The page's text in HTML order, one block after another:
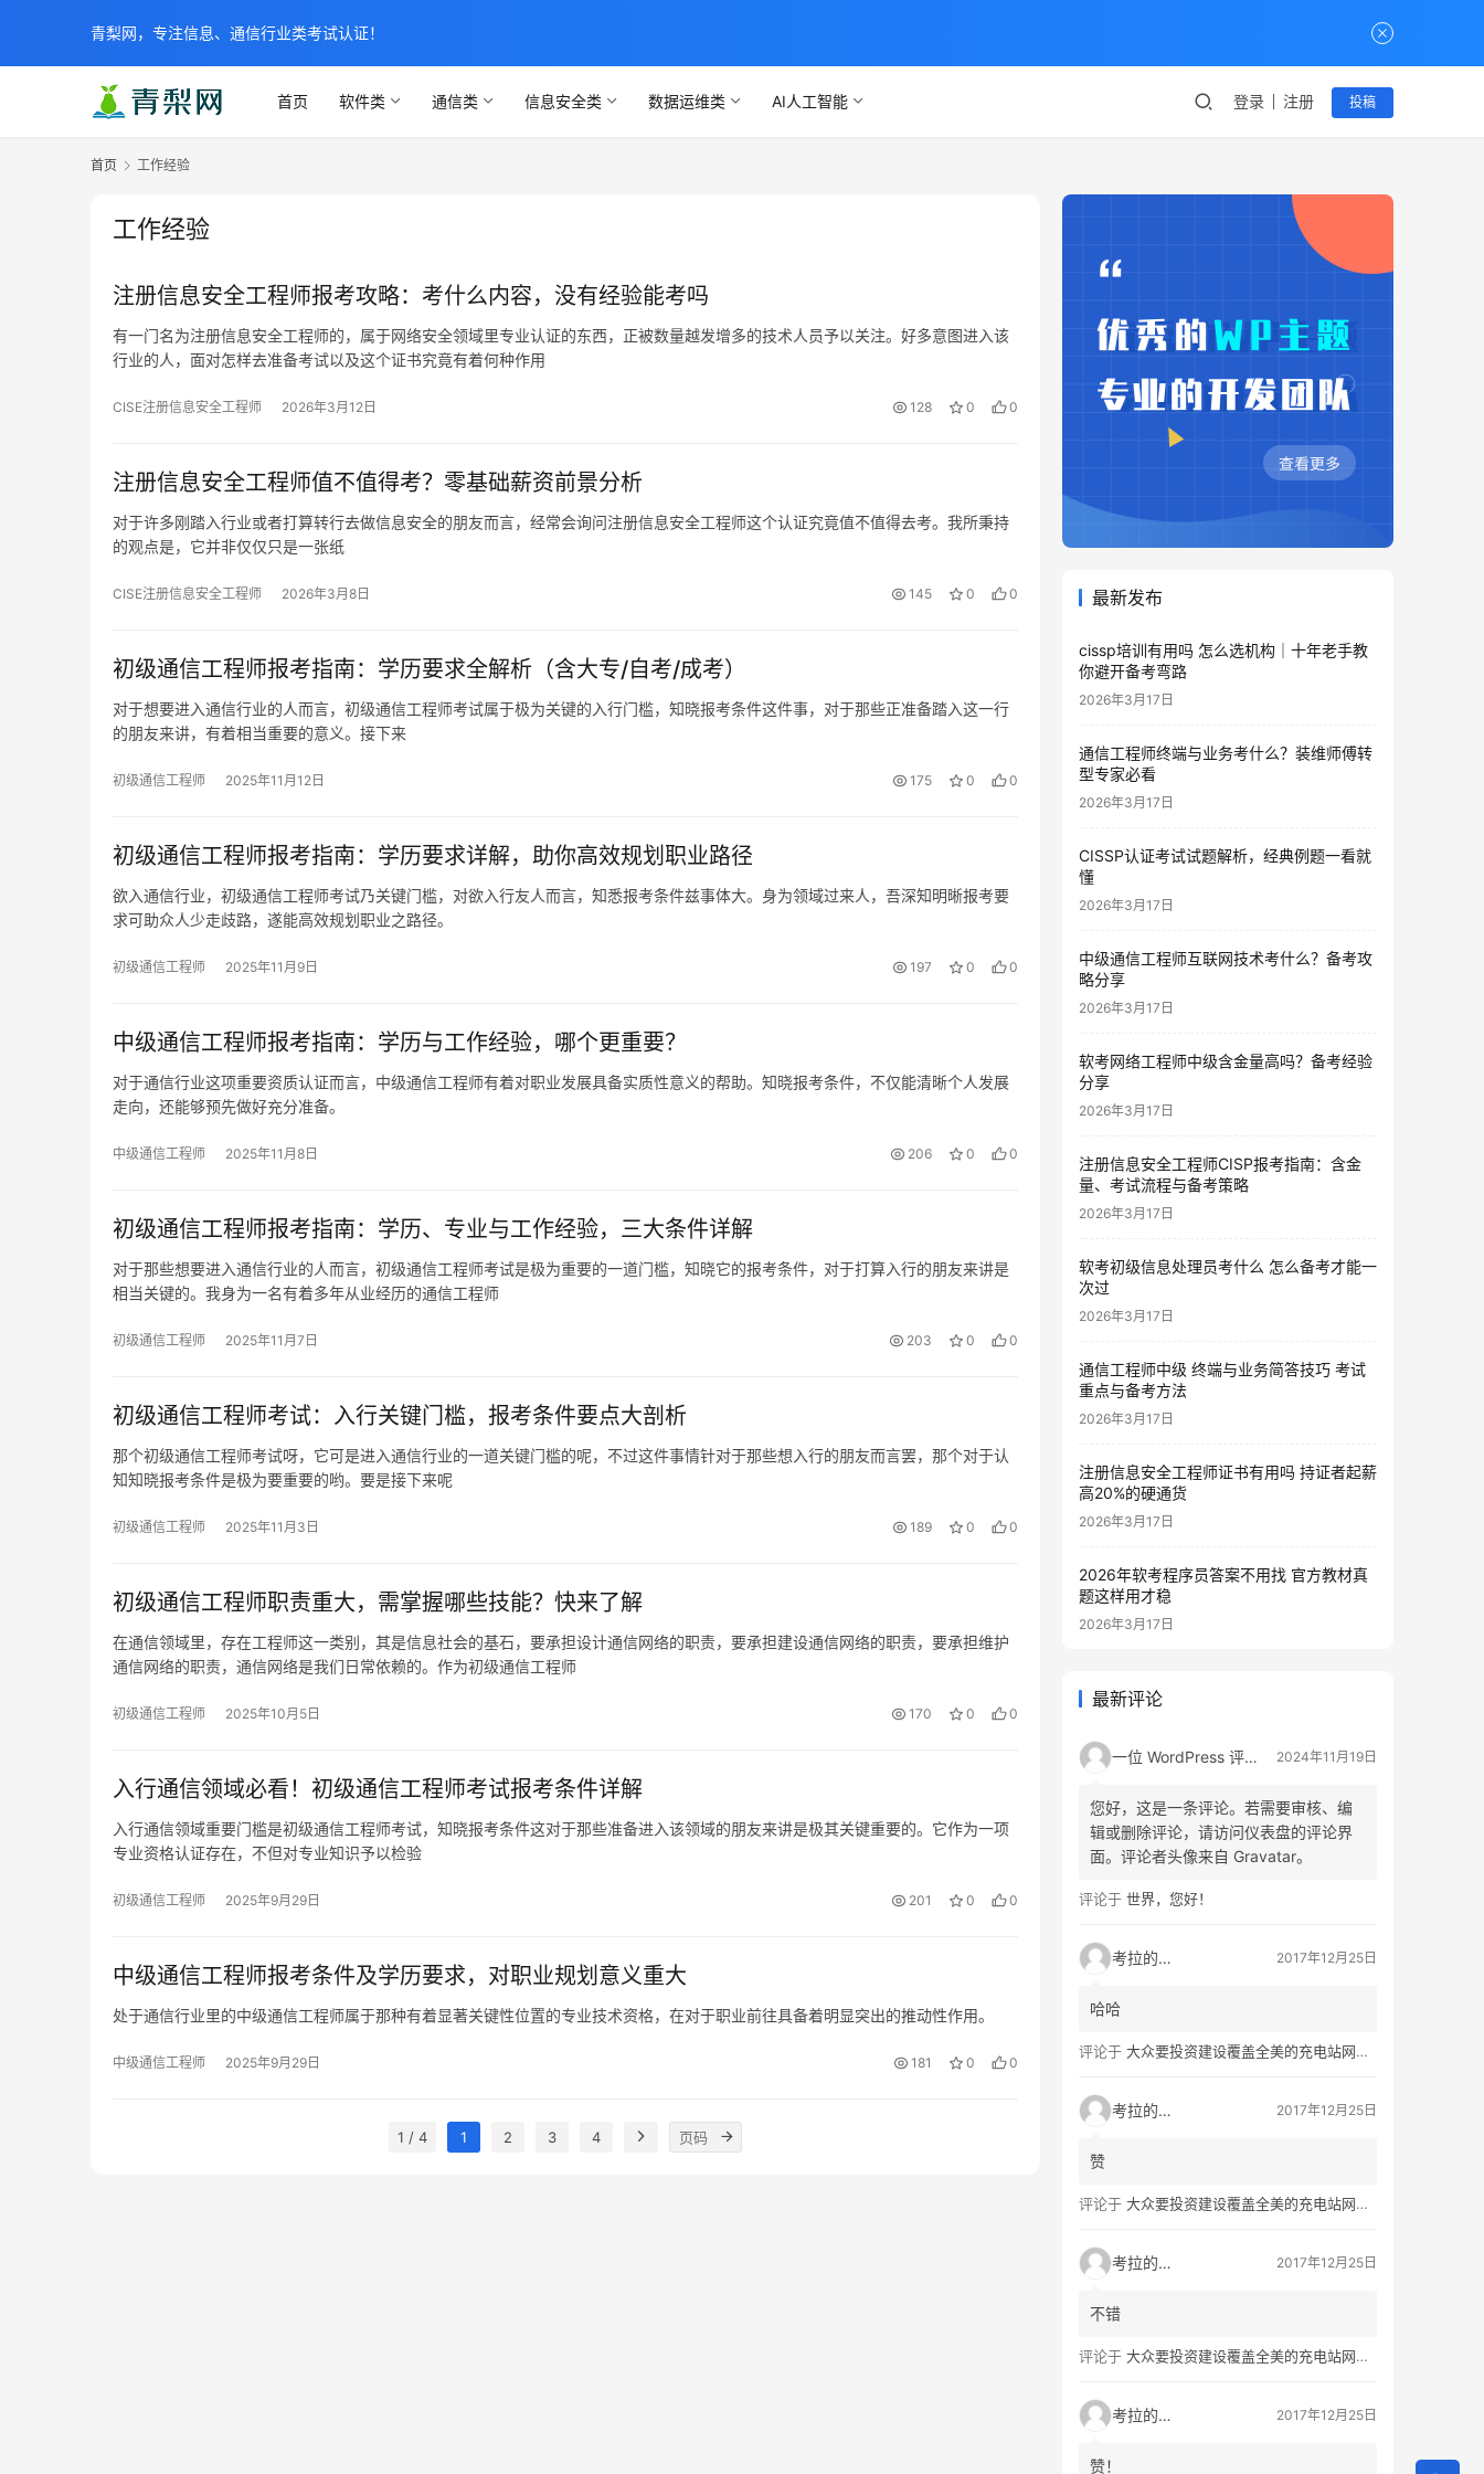
首页 软件类 通信类 信息安全类 数据运维类 AI人工智能 登录 注册 投稿
首页 工作经验
工作经验
注册信息安全工程师报考攻略：考什么内容，没有经验能考吗
有一门名为注册信息安全工程师的，属于网络安全领域里专业认证的东西，正被数量越发增多的技术人员予以关注。好多意图进入该
行业的人，面对怎样去准备考试以及这个证书究竟有着何种作用
CISE注册信息安全工程师 2026年3月12日 128 0 0
注册信息安全工程师值不值得考？零基础薪资前景分析
对于许多刚踏入行业或者打算转行去做信息安全的朋友而言，经常会询问注册信息安全工程师这个认证究竟值不值得去考。我所秉持
的观点是，它并非仅仅只是一张纸
CISE注册信息安全工程师 2026年3月8日 145 0 0
初级通信工程师报考指南：学历要求全解析（含大专/自考/成考）
对于想要进入通信行业的人而言，初级通信工程师考试属于极为关键的入行门槛，知晓报考条件这件事，对于那些正准备踏入这一行
的朋友来讲，有着相当重要的意义。接下来
初级通信工程师 2025年11月12日 175 0 0
初级通信工程师报考指南：学历要求详解，助你高效规划职业路径
欲入通信行业，初级通信工程师考试乃关键门槛，对欲入行友人而言，知悉报考条件兹事体大。身为领域过来人，吾深知明晰报考要
求可助众人少走歧路，遂能高效规划职业之路径。
初级通信工程师 2025年11月9日 197 0 0
中级通信工程师报考指南：学历与工作经验，哪个更重要？
对于通信行业这项重要资质认证而言，中级通信工程师有着对职业发展具备实质性意义的帮助。知晓报考条件，不仅能清晰个人发展
走向，还能够预先做好充分准备。
中级通信工程师 2025年11月8日 206 0 0
初级通信工程师报考指南：学历、专业与工作经验，三大条件详解
对于那些想要进入通信行业的人而言，初级通信工程师考试是极为重要的一道门槛，知晓它的报考条件，对于打算入行的朋友来讲是
相当关键的。我身为一名有着多年从业经历的通信工程师
初级通信工程师 2025年11月7日 203 0 0
初级通信工程师考试：入行关键门槛，报考条件要点大剖析
那个初级通信工程师考试呀，它可是进入通信行业的一道关键门槛的呢，不过这件事情针对于那些想入行的朋友而言罢，那个对于认
知知晓报考条件是极为要重要的哟。要是接下来呢
初级通信工程师 2025年11月3日 189 0 0
初级通信工程师职责重大，需掌握哪些技能？快来了解
在通信领域里，存在工程师这一类别，其是信息社会的基石，要承担设计通信网络的职责，要承担建设通信网络的职责，要承担维护
通信网络的职责，通信网络是我们日常依赖的。作为初级通信工程师
初级通信工程师 2025年10月5日 170 0 0
入行通信领域必看！初级通信工程师考试报考条件详解
入行通信领域重要门槛是初级通信工程师考试，知晓报考条件这对于那些准备进入该领域的朋友来讲是极其关键重要的。它作为一项
专业资格认证存在，不但对专业知识予以检验
初级通信工程师 2025年9月29日 201 0 0
中级通信工程师报考条件及学历要求，对职业规划意义重大
处于通信行业里的中级通信工程师属于那种有着显著关键性位置的专业技术资格，在对于职业前往具备着明显突出的推动性作用。
中级通信工程师 2025年9月29日 181 0 0
1 / 4 1 2 3 4
最新发布
cissp培训有用吗 怎么选机构｜十年老手教
你避开备考弯路
2026年3月17日
通信工程师终端与业务考什么？装维师傅转
型专家必看
2026年3月17日
CISSP认证考试试题解析，经典例题一看就
懂
2026年3月17日
中级通信工程师互联网技术考什么？备考攻
略分享
2026年3月17日
软考网络工程师中级含金量高吗？备考经验
分享
2026年3月17日
注册信息安全工程师CISP报考指南：含金
量、考试流程与备考策略
2026年3月17日
软考初级信息处理员考什么 怎么备考才能一
次过
2026年3月17日
通信工程师中级 终端与业务简答技巧 考试
重点与备考方法
2026年3月17日
注册信息安全工程师证书有用吗 持证者起薪
高20%的硬通货
2026年3月17日
2026年软考程序员答案不用找 官方教材真
题这样用才稳
2026年3月17日
最新评论
一位 WordPress 评论者 2024年11月19日
您好，这是一条评论。若需要审核、编
辑或删除评论，请访问仪表盘的评论界
面。评论者头像来自 Gravatar。
评论于 世界，您好！
考拉的生活 2017年12月25日
哈哈
评论于 大众要投资建设覆盖全美的充电站网络，特斯拉也没闲着
考拉的生活 2017年12月25日
赞
评论于 大众要投资建设覆盖全美的充电站网络，特斯拉也没闲着
考拉的生活 2017年12月25日
不错
评论于 大众要投资建设覆盖全美的充电站网络，特斯拉也没闲着
考拉的生活 2017年12月25日
赞！
青梨网，专注信息、通信行业类考试认证！